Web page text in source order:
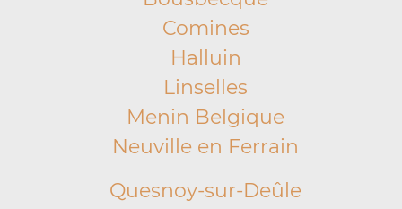
Comines
Halluin
Linselles
Menin Belgique
Neuville en Ferrain
Quesnoy-sur-Deûle